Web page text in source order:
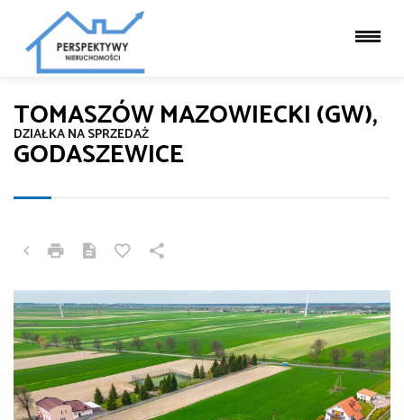
TOMASZÓW MAZOWIECKI (GW),
GODASZEWICE
DZIAŁKA NA SPRZEDAŻ